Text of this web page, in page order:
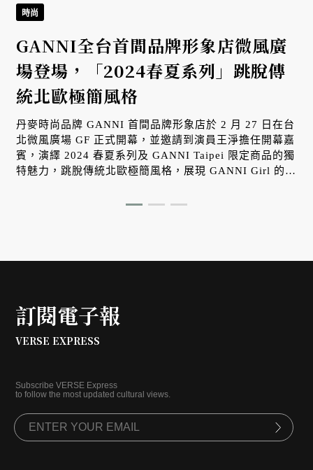
時尚
GANNI全台首間品牌形象店微風廣
場登場，「2024春夏系列」跳脫傳
統北歐極簡風格
丹麥時尚品牌 GANNI 首間品牌形象店於 2 月 27 日在台
北微風廣場 GF 正式開幕，並邀請到演員王淨擔任開幕嘉
賓，演繹 2024 春夏系列及 GANNI Taipei 限定商品的獨
特魅力，跳脫傳統北歐極簡風格，展現 GANNI Girl 的時
訂閱電子報
VERSE EXPRESS
Subscribe VERSE Express
to follow the most updated cultural views.